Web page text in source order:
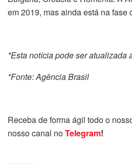
em 2019, mas ainda está na fase
*Esta notícia pode ser atualizada
*Fonte: Agência Brasil
Receba de forma ágil todo o
nosso canal noTelegram!